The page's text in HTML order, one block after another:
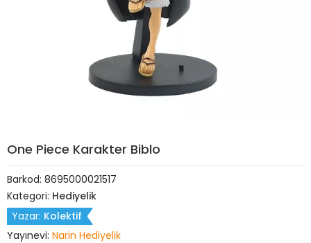
One Piece Karakter Biblo
Barkod: 8695000021517
Kategori: Hediyelik
Yazar: Kolektif
Yayınevi: Narin Hediyelik